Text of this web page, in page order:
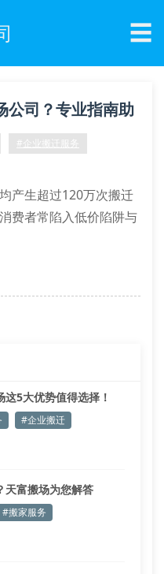
☰
公司？专业指南助
#企业搬迁服务
产生超过120万次搬迁
费者常陷入低价陷阱与
于未核实企业道路运输
5大优势值得选择！
#企业搬迁
天富搬场为您解答
#搬家服务